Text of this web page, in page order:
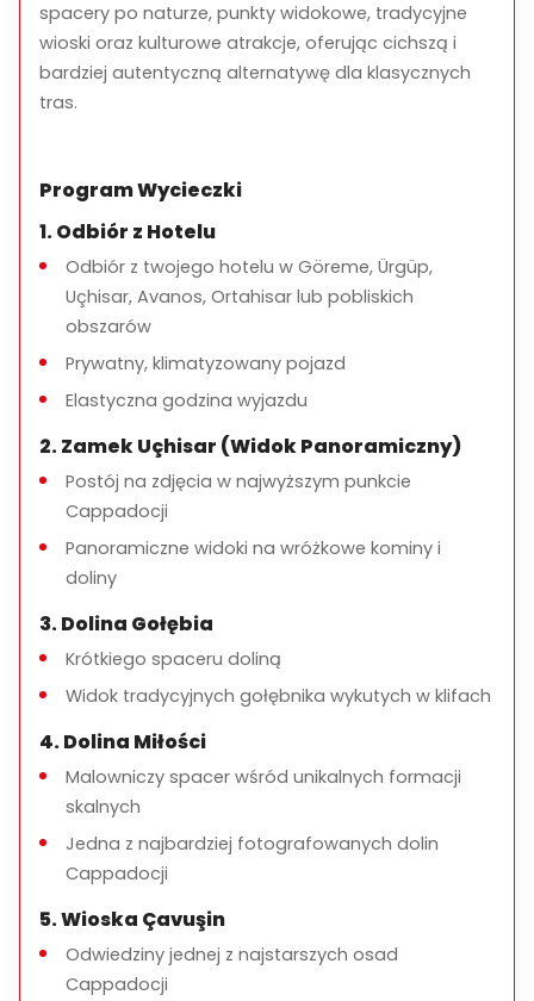
Dolina Miłości
Łatwy spacer wśród unikalnych i ikonicznych formacji
skalnych.
opuszczonymi domami wykutymi w skale.
Czerwona Dolina
Spacer wśród kolorowych formacji wulkanicznych i
malowniczych punktów widokowych.
Panorama Ortahisar
Przystanek fotograficzny z widokiem na zamek
Ortahisar i lokalne życie wioski.
Czas trwania wycieczki
Co jest wliczone
Prywatny transport
Licencjonowany przewodnik turystyczny
Odbiór i dowóz z hotelu
Co nie jest wliczone
Opłaty za wstęp (jeśli dotyczy)
spacery po naturze, punkty widokowe, tradycyjne
wioski oraz kulturowe atrakcje, oferując cichszą i
bardziej autentyczną alternatywę dla klasycznych
tras.
Program Wycieczki
1. Odbiór z Hotelu
Odbiór z twojego hotelu w Göreme, Ürgüp,
Uçhisar, Avanos, Ortahisar lub pobliskich
obszarów
Prywatny, klimatyzowany pojazd
Elastyczna godzina wyjazdu
2. Zamek Uçhisar (Widok Panoramiczny)
Postój na zdjęcia w najwyższym punkcie
Cappadocji
Panoramiczne widoki na wróżkowe kominy i
doliny
3. Dolina Gołębia
Krótkiego spaceru doliną
Widok tradycyjnych gołębnika wykutych w klifach
4. Dolina Miłości
Malowniczy spacer wśród unikalnych formacji
skalnych
Jedna z najbardziej fotografowanych dolin
Cappadocji
5. Wioska Çavuşin
Odwiedziny jednej z najstarszych osad
Cappadocji